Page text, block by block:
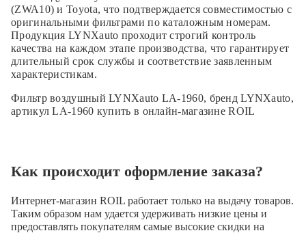
(ZWA10) и Toyota, что подтверждается совместимостью с
оригинальными фильтрами по каталожным номерам.
Продукция LYNXauto проходит строгий контроль
качества на каждом этапе производства, что гарантирует
длительный срок службы и соответствие заявленным
характеристикам.
Фильтр воздушный LYNXauto LA-1960, бренд LYNXauto,
артикул LA-1960 купить в онлайн-магазине ROIL
Как происходит оформление заказа?
Интернет-магазин ROIL работает только на выдачу товаров.
Таким образом нам удается удерживать низкие цены и
предоставлять покупателям самые высокие скидки на